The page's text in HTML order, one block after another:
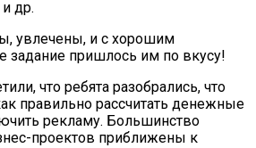
и др.
увлечены, и с хорошим
задание пришлось им по вкусу!
что ребята разобрались, что
правильно рассчитать денежные
рекламу. Большинство
проектов приближены к